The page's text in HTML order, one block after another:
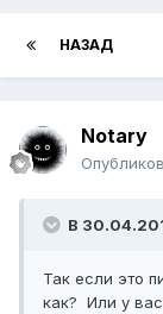
НАЗАД
Notary
В
Так если это
как? Или у